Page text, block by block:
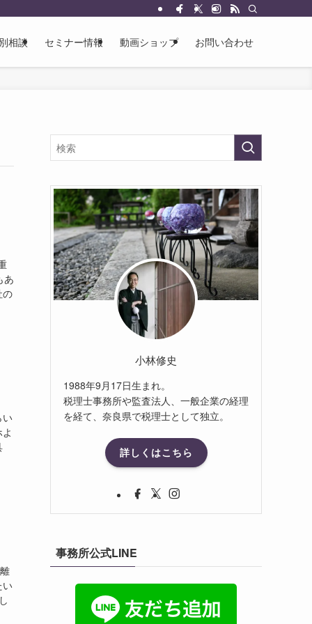
相談 セミナー情報 動画ショップ お問い合わせ
あ
の
い
い
小林修史
1988年9月17日生まれ。
税理士事務所や監査法人、一般企業の経理
を経て、奈良県で税理士として独立。
詳しくはこちら
事務所公式LINE